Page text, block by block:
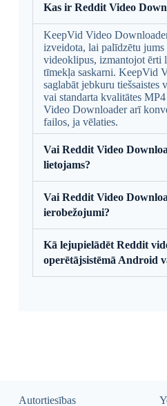
Kas ir Reddit Video
KeepVid Video
izveidota, lai palīdzētu jums
videoklipus, izmantojot ērti
tīmekļa saskarni. KeepVid
saglabāt jebkuru tiešsaistes
vai standarta kvalitātes
Video Downloader arī
failos, ja vēlaties.
Vai Reddit Video
lietojams?
Vai Reddit Video
ierobežojumi?
Kā lejupielādēt Reddit
operētājsistēmā Android
Autortiesības